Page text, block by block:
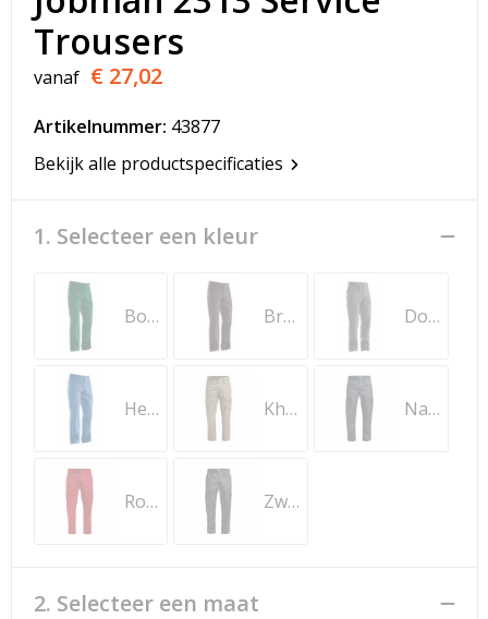
T-Shirts
Veiligheidsvesten en Veiligheidshesjes
Vesten
Werkkleding sets
Gehoorbescherming
Trousers
vanaf € 27,02
Artikelnummer: 43877
Bekijk alle productspecificaties
1. Selecteer een kleur
Bosgroen Bruin Donkergrijs
Hemelsblauw Khaki Navy
Rood Zwart
2. Selecteer een maat